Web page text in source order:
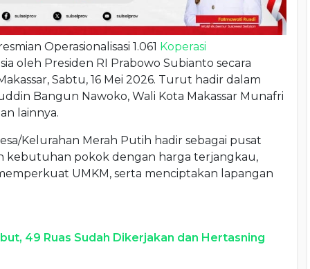
Operasionalisasi 1.061 Koperasi
oleh Presiden RI Prabowo Subianto secara
Sabtu, 16 Mei 2026. Turut hadir dalam
Bangun Nawoko, Wali Kota Makassar Munafri
lainnya.
Kelurahan Merah Putih hadir sebagai pusat
kebutuhan pokok dengan harga terjangkau,
UMKM, serta menciptakan lapangan
49 Ruas Sudah Dikerjakan dan Hertasning